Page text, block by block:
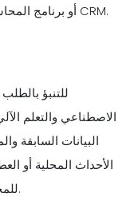
POS (نقطة البيع) أو برنامج المحاسبة أو حتى أدوات CRM.
للتنبؤ
الاصطناعي والتعلم
البيانات السابقة
الأحداث المحلية أو
للمخزون والاستفادة من فرص المبيعات.